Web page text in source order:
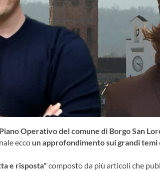
Operativo del comune di Borgo San
ecco un approfondimento sui grandi temi
e risposta" composto da più articoli che